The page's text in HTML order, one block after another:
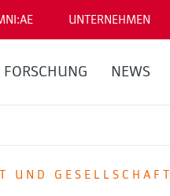
UNTERNEHMEN
FORSCHUNG NEWS
UND GESELLSCHAFT